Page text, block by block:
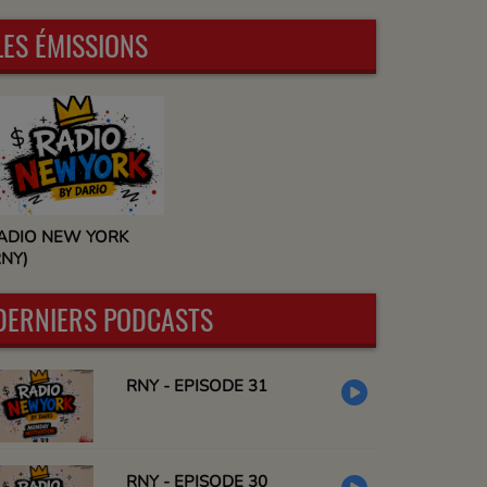
ÉMISSIONS
NEW YORK
PODCASTS
RNY - EPISODE 31
RNY - EPISODE 30